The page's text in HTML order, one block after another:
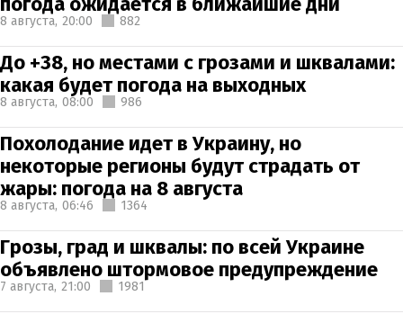
8 августа, 20:00 882
До +38, но местами с грозами и шквалами:
какая будет погода на выходных
8 августа, 08:00 986
Похолодание идет в Украину, но
некоторые регионы будут страдать от
жары: погода на 8 августа
8 августа, 06:46 1364
Грозы, град и шквалы: по всей Украине
объявлено штормовое предупреждение
7 августа, 21:00 1981